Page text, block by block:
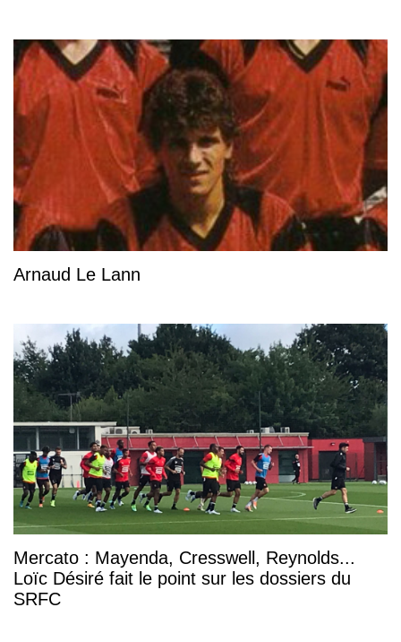
Arnaud Le Lann
Mercato : Mayenda, Cresswell, Reynolds...
Loïc Désiré fait le point sur les dossiers du
SRFC